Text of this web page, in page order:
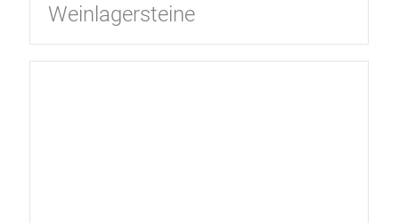
Weinlagersteine